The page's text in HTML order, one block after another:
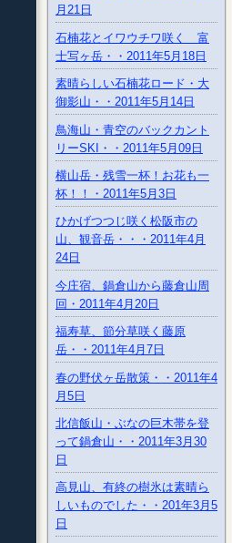
月21日
石楠花とイワウチワ咲く 富
士写ヶ岳・・2011年5月18日
素晴らしい石楠花ロード・大
御影山・・2011年5月14日
鳥海山・青空のバックカント
リーSKI・・2011年5月09日
横山岳・残雪一杯！お花も一
杯！！・2011年5月3日
ひかげつつじ咲く松阪市の
山、観音岳・・・2011年4月
24日
今庄宿、鍋倉山から藤倉山周
回・2011年4月20日
福寿草、節分草咲く藤原
岳・・2011年4月7日
春の野伏ヶ岳散策・・2011年4
月5日
北信飯山・ぶなの巨木帯を登
って鍋倉山・・2011年3月30
日
高見山、有終の樹氷は素晴ら
しいものでした・・201年3月5
日